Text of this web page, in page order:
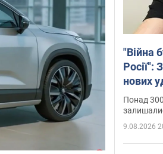
"Війна
Росії":
нових
звіти й
Відео
Понад 300
9.08.2026